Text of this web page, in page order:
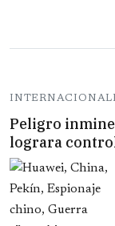
Peligro
lograra